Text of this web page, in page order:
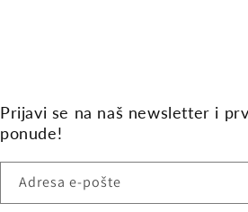
Prijavi se na naš newsletter i
ponude!
Adresa e-pošte